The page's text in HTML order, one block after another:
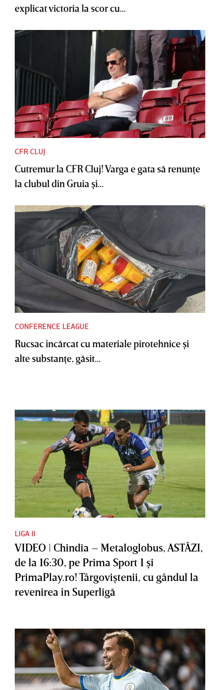
explicat victoria la scor cu...
CFR CLUJ
Cutremur la CFR Cluj! Varga e gata să renunţe
la clubul din Gruia şi...
CONFERENCE LEAGUE
Rucsac încărcat cu materiale pirotehnice şi
alte substanţe, găsit...
LIGA II
VIDEO | Chindia – Metaloglobus, ASTĂZI,
de la 16:30, pe Prima Sport 1 şi
PrimaPlay.ro! Târgoviştenii, cu gândul la
revenirea în Superligă